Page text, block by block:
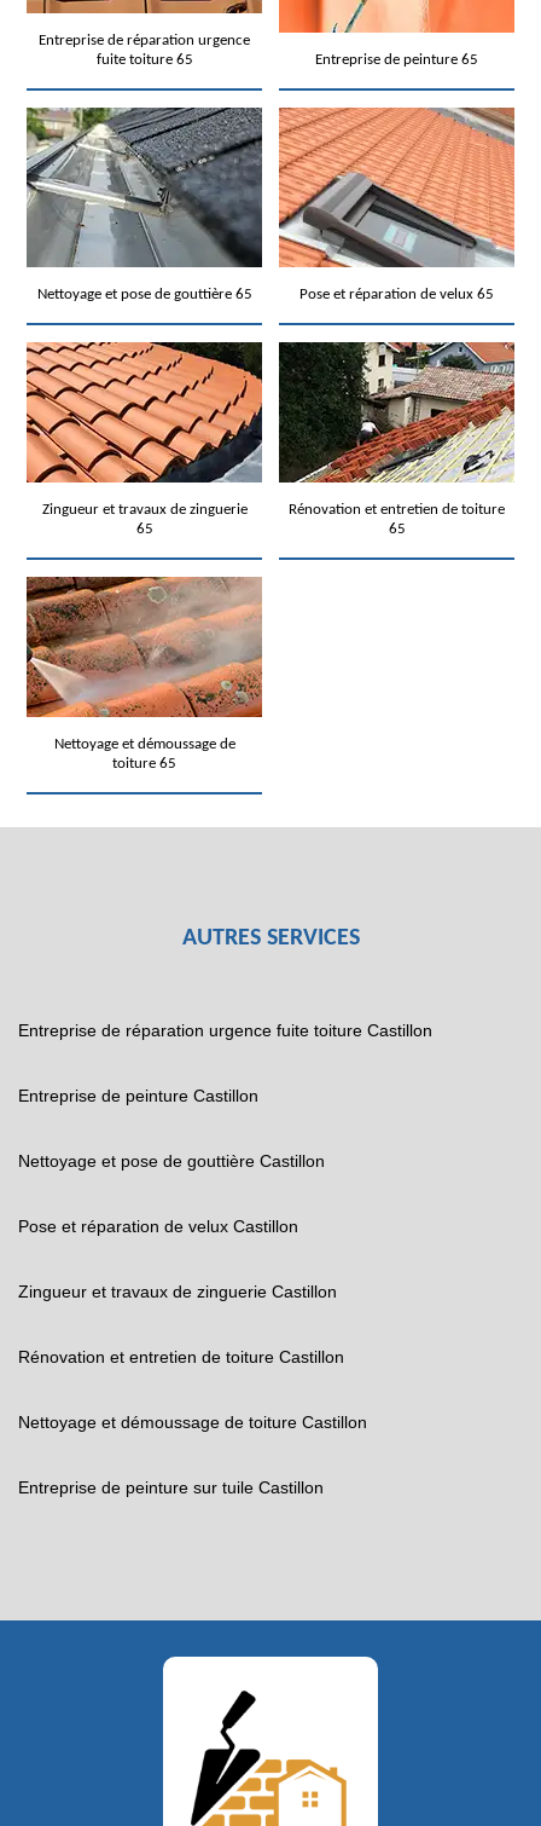
Entreprise de réparation urgence
fuite toiture 65
Entreprise de peinture 65
Nettoyage et pose de gouttière 65 Pose et réparation de velux 65
Zingueur et travaux de zinguerie
65
Rénovation et entretien de toiture
65
Nettoyage et démoussage de
toiture 65
AUTRES SERVICES
Entreprise de réparation urgence fuite toiture Castillon
Entreprise de peinture Castillon
Nettoyage et pose de gouttière Castillon
Pose et réparation de velux Castillon
Zingueur et travaux de zinguerie Castillon
Rénovation et entretien de toiture Castillon
Nettoyage et démoussage de toiture Castillon
Entreprise de peinture sur tuile Castillon